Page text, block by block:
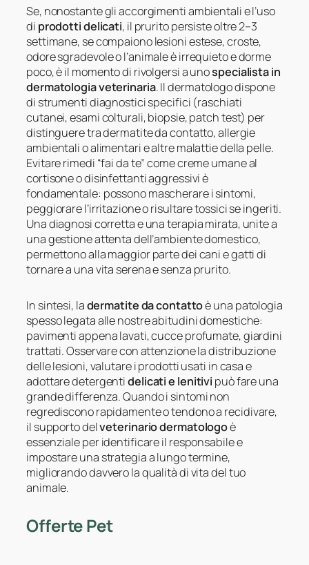
Se, nonostante gli accorgimenti ambientali e l’uso
di prodotti delicati, il prurito persiste oltre 2–3
settimane, se compaiono lesioni estese, croste,
odore sgradevole o l’animale è irrequieto e dorme
poco, è il momento di rivolgersi a unospecialista in
dermatologia veterinaria. Il dermatologo dispone
di strumenti diagnostici specifici (raschiati
cutanei, esami colturali, biopsie, patch test) per
distinguere tra dermatite da contatto, allergie
ambientali o alimentari e altre malattie della pelle.
Evitare rimedi “fai da te” come creme umane al
cortisone o disinfettanti aggressivi è
fondamentale: possono mascherare i sintomi,
peggiorare l’irritazione o risultare tossici se ingeriti.
Una diagnosi corretta e una terapia mirata, unite a
una gestione attenta dell’ambiente domestico,
permettono alla maggior parte dei cani e gatti di
tornare a una vita serena e senza prurito.
In sintesi, ladermatite da contattoè una patologia
spesso legata alle nostre abitudini domestiche:
pavimenti appena lavati, cucce profumate, giardini
trattati. Osservare con attenzione la distribuzione
delle lesioni, valutare i prodotti usati in casa e
adottare detergentidelicati e lenitivi può fare una
grande differenza. Quando i sintomi non
regrediscono rapidamente o tendono a recidivare,
il supporto delveterinario dermatologoè
essenziale per identificare il responsabile e
impostare una strategia a lungo termine,
migliorando davvero la qualità di vita del tuo
animale.
Offerte Pet